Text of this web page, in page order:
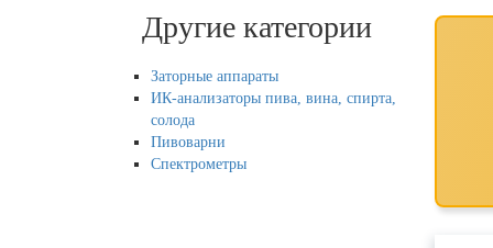
Другие категории
Заторные аппараты
ИК-анализаторы пива, вина, спирта,
солода
Пивоварни
Спектрометры